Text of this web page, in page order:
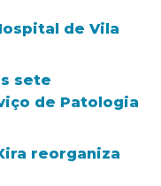
de Vila
sete
de Patologia
reorganiza